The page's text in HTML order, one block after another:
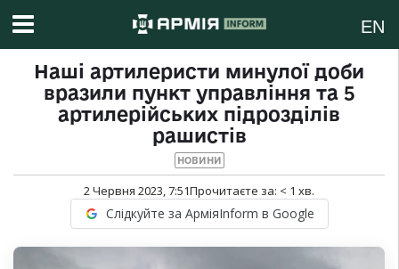
EN
Наші артилеристи минулої доби
вразили пункт управління та 5
артилерійських підрозділів
рашистів
НОВИНИ
2 Червня 2023, 7:51Прочитаєте за: < 1 хв.
Слідкуйте за АрміяInform в Google